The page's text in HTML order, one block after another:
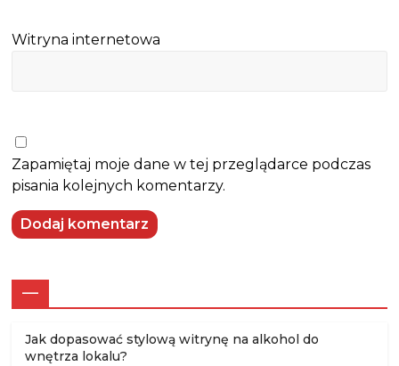
Witryna internetowa
Zapamiętaj moje dane w tej przeglądarce podczas
pisania kolejnych komentarzy.
—
Jak dopasować stylową witrynę na alkohol do
wnętrza lokalu?